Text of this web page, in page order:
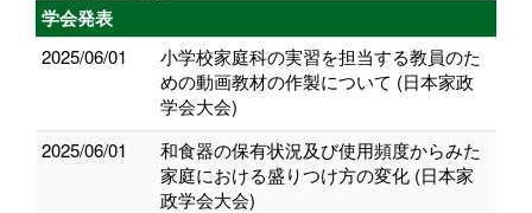
学会発表
2025/06/01
小学校家庭科の実習を担当する教員のた
めの動画教材の作製について (日本家政
学会大会)
2025/06/01
和食器の保有状況及び使用頻度からみた
家庭における盛りつけ方の変化 (日本家
政学会大会)